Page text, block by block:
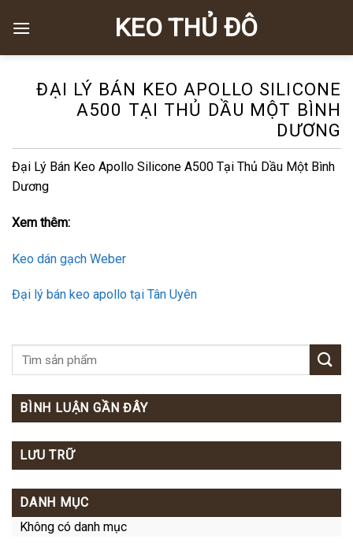
KEO THỦ ĐÔ
ĐẠI LÝ BÁN KEO APOLLO SILICONE
A500 TẠI THỦ DẦU MỘT BÌNH
DƯƠNG
Đại Lý Bán Keo Apollo Silicone A500 Tại Thủ Dầu Một Bình
Dương
Xem thêm:
Keo dán gạch Weber
Đại lý bán keo apollo tại Tân Uyên
BÌNH LUẬN GẦN ĐÂY
LƯU TRỮ
DANH MỤC
Không có danh mục